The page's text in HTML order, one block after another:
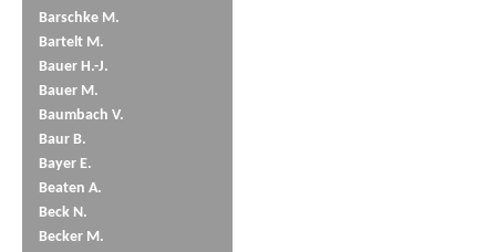
Barschke M.
Bartelt M.
Bauer H.-J.
Bauer M.
Baumbach V.
Baur B.
Bayer E.
Beaten A.
Beck N.
Becker M.